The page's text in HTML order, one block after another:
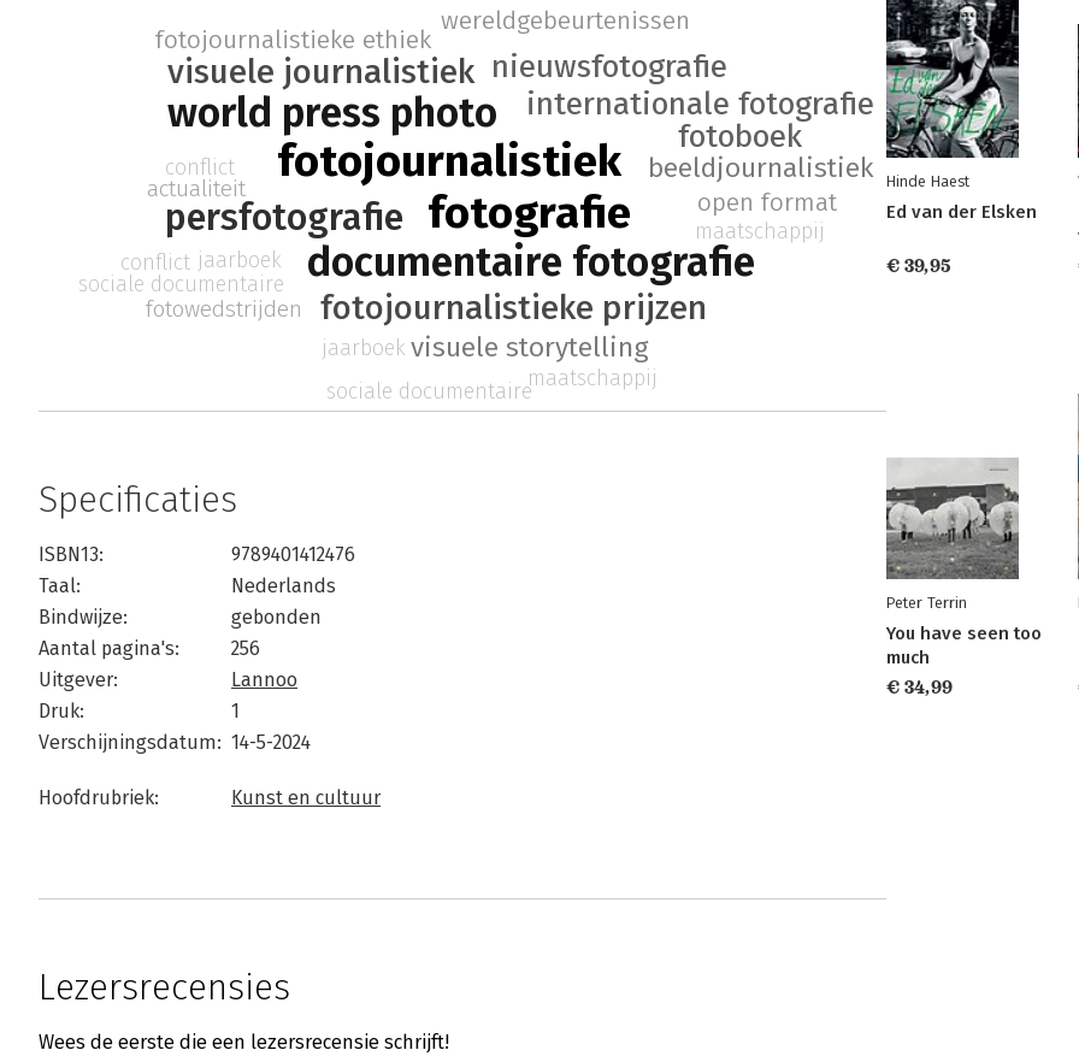
fotojournalistiek
fotografie
documentaire fotografie
world press photo
persfotografie
fotojournalistieke prijzen
visuele journalistiek nieuwsfotografie
internationale fotografie
fotoboek
visuele storytelling
beeldjournalistiek
fotojournalistieke ethiek
open format
wereldgebeurtenissen
actualiteit
fotowedstrijden
jaarboek
maatschappij
sociale documentaire
conflict
jaarboek
maatschappij
sociale documentaire
conflict
Specificaties
ISBN13:
9789401412476
Taal:
Nederlands
Bindwijze:
gebonden
Aantal pagina's:
256
Uitgever:
Lannoo
Druk:
1
Verschijningsdatum: 14-5-2024
Hoofdrubriek: Kunst en cultuur
Lezersrecensies
Wees de eerste die een lezersrecensie schrijft!
Hinde Haest
Ed van der Elsken
€ 39,95
Peter Terrin
You have seen too
much
€ 34,99